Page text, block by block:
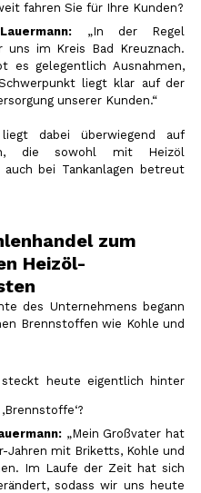
fahren Sie für Ihre Kunden?
„In der Regel
uns im Kreis Bad Kreuznach.
es gelegentlich Ausnahmen,
liegt klar auf der
unserer Kunden.“
dabei überwiegend auf
die sowohl mit Heizöl
bei Tankanlagen betreut
zum
Heizöl-
des Unternehmens begann
Brennstoffen wie Kohle und
steckt heute eigentlich hinter
„Mein Großvater hat
Jahren mit Briketts, Kohle und
Im Laufe der Zeit hat sich
sodass wir uns heute